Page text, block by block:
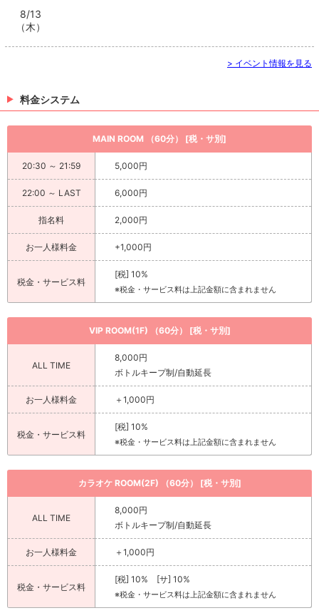
8/13
（木）
> イベント情報を見る
料金システム
MAIN ROOM （60分） [税・サ別]
20:30 ～ 21:59 5,000円
22:00 ～ LAST 6,000円
指名料 2,000円
お一人様料金 +1,000円
税金・サービス料
[税] 10%
※税金・サービス料は上記金額に含まれません
VIP ROOM(1F) （60分） [税・サ別]
ALL TIME
8,000円
ボトルキープ制/自動延長
お一人様料金 ＋1,000円
税金・サービス料
[税] 10%
※税金・サービス料は上記金額に含まれません
カラオケ ROOM(2F) （60分） [税・サ別]
ALL TIME
8,000円
ボトルキープ制/自動延長
お一人様料金 ＋1,000円
税金・サービス料
[税] 10% [サ] 10%
※税金・サービス料は上記金額に含まれません